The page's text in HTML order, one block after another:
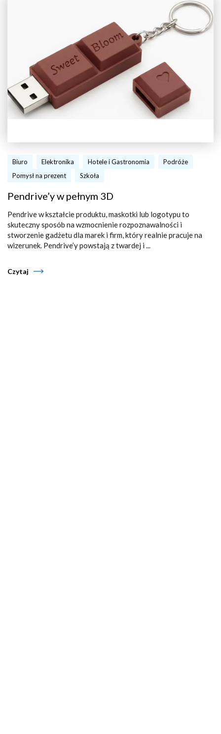
Biuro Elektronika Hotele i Gastronomia
Podróże
Pomysł na prezent
Szkoła
Pendrive’y w pełnym 3D
Pendrive w kształcie produktu, maskotki lub logotypu to
skuteczny sposób na wzmocnienie rozpoznawalności i
stworzenie gadżetu dla marek i firm, który realnie pracuje na
wizerunek. Pendrive’y powstają z twardej i ...
Czytaj